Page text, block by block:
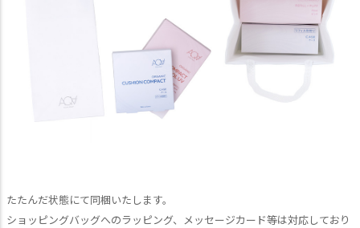
たたんだ状態にて同梱いたします。
ショッピングバッグへのラッピング、メッセージカード等は対応しており